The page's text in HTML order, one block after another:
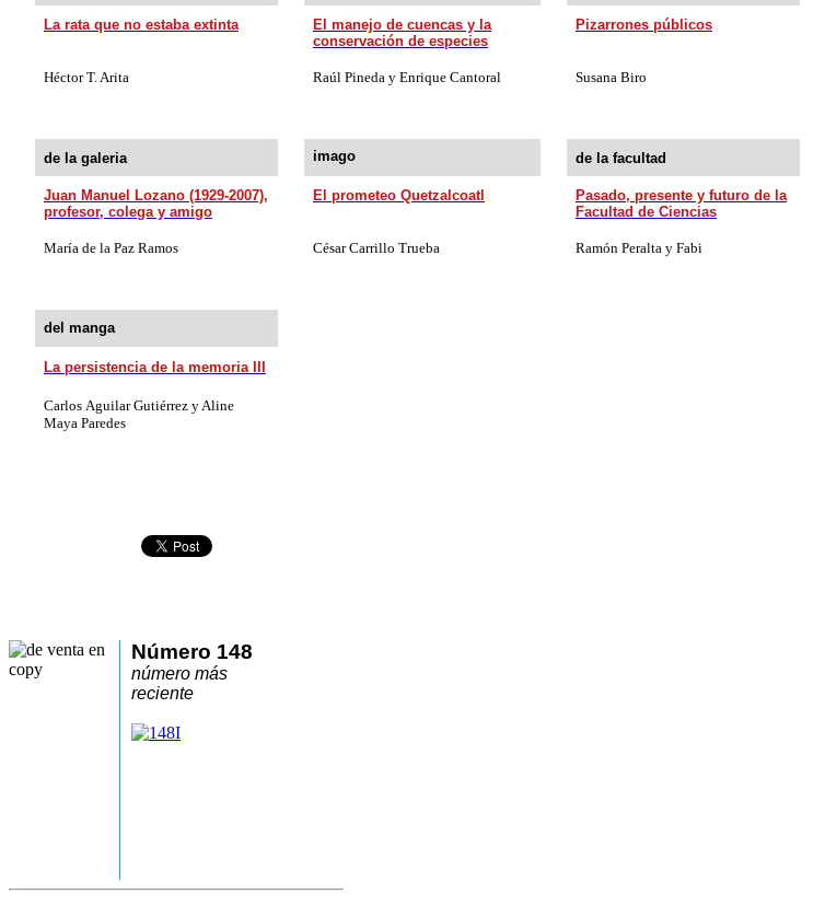
La rata que no estaba extinta
El manejo de cuencas y la
conservación de especies
Pizarrones públicos
Héctor T. Arita Raúl Pineda y Enrique Cantoral Susana Biro
de la galeria imago de la facultad
Juan Manuel Lozano (1929-2007),
profesor, colega y amigo
El prometeo Quetzalcoatl
Pasado, presente y futuro de la
Facultad de Ciencias
María de la Paz Ramos César Carrillo Trueba Ramón Peralta y Fabi
del manga
La persistencia de la memoria III
Carlos Aguilar Gutiérrez y Aline
Maya Paredes
Número 148
número más
reciente